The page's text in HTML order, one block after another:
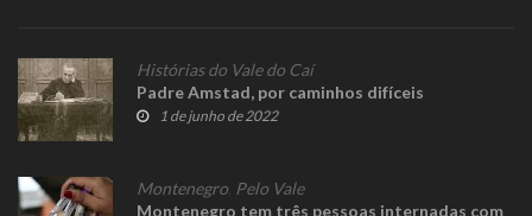
Histórias do Vale do Caí
Padre Amstad, por caminhos difíceis
1 de junho de 2022
Montenegro Pelo Vale
Montenegro tem três pessoas internadas com